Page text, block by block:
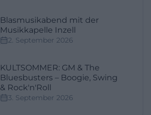
Blasmusikabend mit der
Musikkapelle Inzell
2. September 2026
KULTSOMMER: GM & The
Bluesbusters – Boogie, Swing
& Rock'n'Roll
3. September 2026